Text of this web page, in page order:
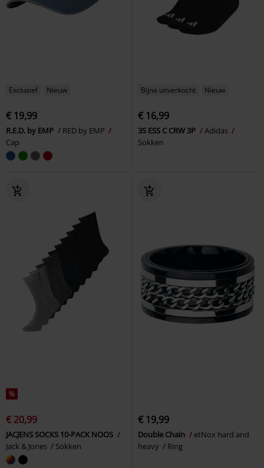
Exclusief Nieuw
€ 19,99
R.E.D. by EMP
RED by EMP
Cap
Bijna uitverkocht Nieuw
€ 16,99
3S ESS C CRW 3P
Adidas
Sokken
%
€ 20,99
JACJENS SOCKS 10-PACK NOOS
Jack & Jones
Sokken
€ 19,99
Double Chain
etNox hard and
heavy
Ring